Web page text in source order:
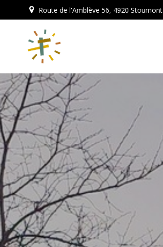
au
Route de l'Amblève 56, 4920 Stoumont